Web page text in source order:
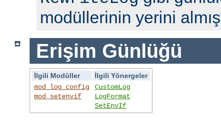
modüllerinin yerini
Erişim Günlüğü
İlgili Modüller
İlgili Yönergeler
mod_log_config
mod_setenvif
CustomLog
LogFormat
SetEnvIf